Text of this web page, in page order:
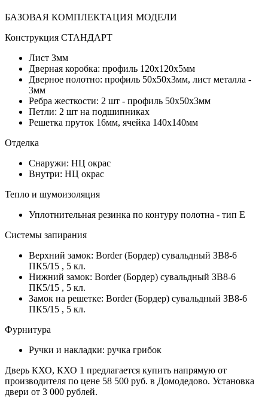
БАЗОВАЯ КОМПЛЕКТАЦИЯ МОДЕЛИ
Конструкция СТАНДАРТ
Лист 3мм
Дверная коробка: профиль 120х120х5мм
Дверное полотно: профиль 50х50х3мм, лист металла -
3мм
Ребра жесткости: 2 шт - профиль 50х50х3мм
Петли: 2 шт на подшипниках
Решетка пруток 16мм, ячейка 140х140мм
Отделка
Снаружи: НЦ окрас
Внутри: НЦ окрас
Тепло и шумоизоляция
Уплотнительная резинка по контуру полотна - тип Е
Системы запирания
Верхний замок: Border (Бордер) сувальдный ЗВ8-6
ПК5/15 , 5 кл.
Нижний замок: Border (Бордер) сувальдный ЗВ8-6
ПК5/15 , 5 кл.
Замок на решетке: Border (Бордер) сувальдный ЗВ8-6
ПК5/15 , 5 кл.
Фурнитура
Ручки и накладки: ручка грибок
Дверь КХО, КХО 1 предлагается купить напрямую от
производителя по цене 58 500 руб. в Домодедово. Установка
двери от 3 000 рублей.